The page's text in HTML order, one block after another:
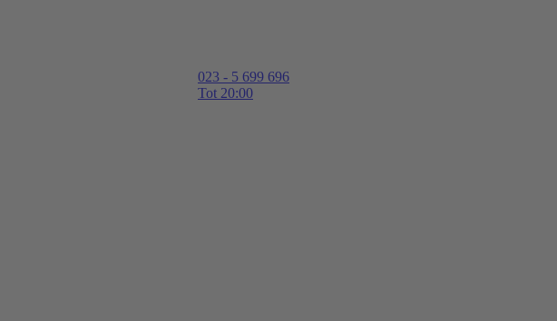
023 - 5 699 696
Tot 20:00